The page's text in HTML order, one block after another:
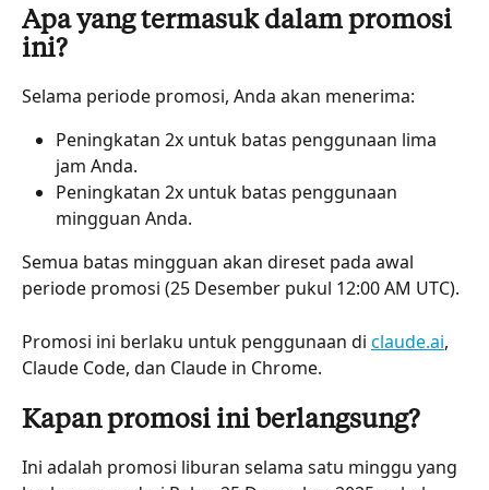
Apa yang termasuk dalam promosi
ini?
Selama periode promosi, Anda akan menerima:
Peningkatan 2x untuk batas penggunaan lima
jam Anda.
Peningkatan 2x untuk batas penggunaan
mingguan Anda.
Semua batas mingguan akan direset pada awal
periode promosi (25 Desember pukul 12:00 AM UTC).
Promosi ini berlaku untuk penggunaan di claude.ai,
Claude Code, dan Claude in Chrome.
Kapan promosi ini berlangsung?
Ini adalah promosi liburan selama satu minggu yang